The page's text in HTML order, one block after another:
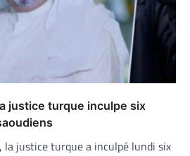
justice turque inculpe six
la justice turque a inculpé lundi six